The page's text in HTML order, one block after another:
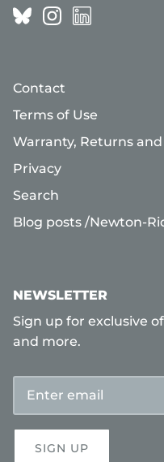
Contact
Terms of Use
Warranty, Returns
Privacy
Search
Blog posts /Newton-
NEWSLETTER
Sign up for exclusive
and more.
SIGN UP